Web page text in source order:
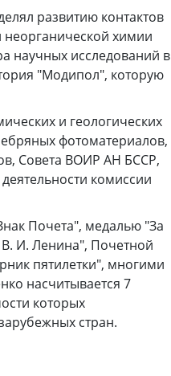
развитию контактов
неорганической химии
научных исследований в
"Модипол", которую
и геологических
фотоматериалов,
Совета ВОИР АН БССР,
комиссии
Почета", медалью "За
И. Ленина", Почетной
пятилетки", многими
насчитывается 7
которых
стран.